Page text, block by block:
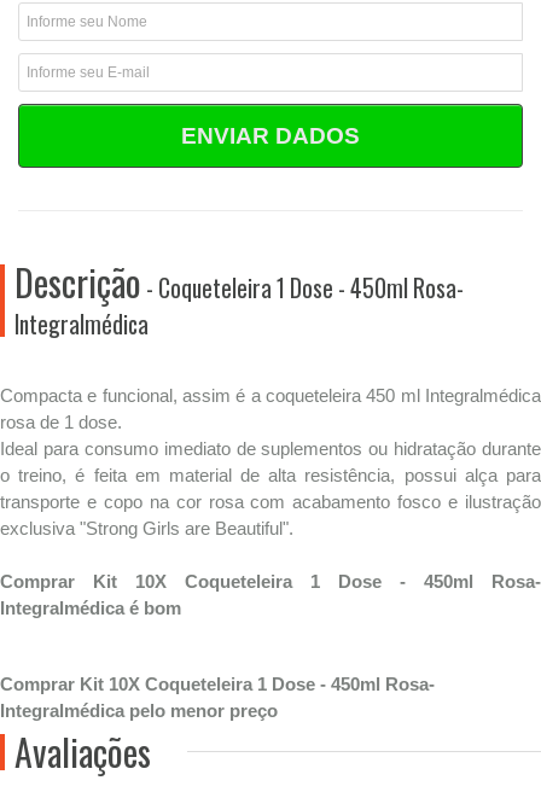
ENVIAR DADOS
Descrição - Coqueteleira 1 Dose - 450ml Rosa-
Integralmédica
Compacta e funcional, assim é a coqueteleira 450 ml Integralmédica
rosa de 1 dose.
Ideal para consumo imediato de suplementos ou hidratação durante
o treino, é feita em material de alta resistência, possui alça para
transporte e copo na cor rosa com acabamento fosco e ilustração
exclusiva "Strong Girls are Beautiful".
Comprar Kit 10X Coqueteleira 1 Dose - 450ml Rosa-
Integralmédica é bom
Comprar Kit 10X Coqueteleira 1 Dose - 450ml Rosa-
Integralmédica pelo menor preço
Avaliações